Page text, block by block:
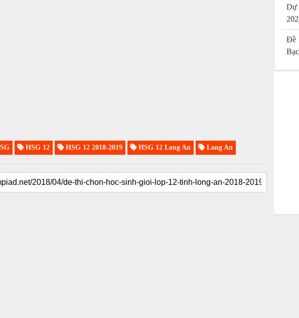
HSG 12 HSG 12 2018-2019 HSG 12 Long An Long An
Đề